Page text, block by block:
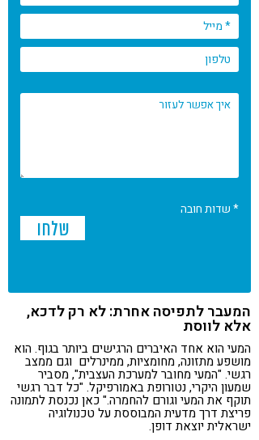
* שדות חובה
המעבר לתפיסה אחרת: לא רק לדכא,
אלא לווסת
המעי הוא אחד האיברים הרגישים ביותר בגוף. הוא
מושפע מתזונה, מחומציות, ממינרלים וגם ממצב
רגשי. "המעי מחובר למערכת העצבית", מסביר
שמעון היקרי, נטורופת באמורפיקל. "כל דבר רגשי
תוקף את המעי וגורם להחמרה." כאן נכנסת לתמונה
פריצת דרך מדעית המבוססת על טכנולוגיה
ישראלית יוצאת דופן.